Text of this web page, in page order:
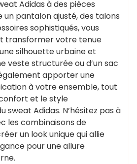
Adidas à des pièces
pantalon ajusté, des talons
sophistiqués, vous
transformer votre tenue
silhouette urbaine et
veste structurée ou d’un sac
apporter une
à votre ensemble, tout
et le style
sweat Adidas. N’hésitez pas à
les combinaisons de
un look unique qui allie
pour une allure